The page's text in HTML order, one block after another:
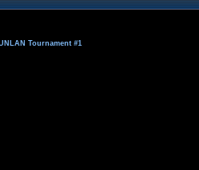
Tournament #1